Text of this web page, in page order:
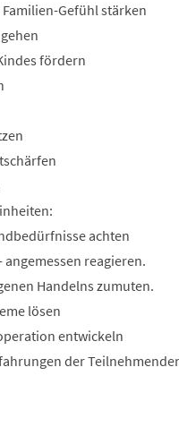
Gefühl stärken
fördern
achten
reagieren.
Handelns zumuten.
lösen
entwickeln
der